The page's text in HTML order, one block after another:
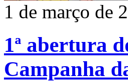
1 de março de
1ª abertura
Campanha